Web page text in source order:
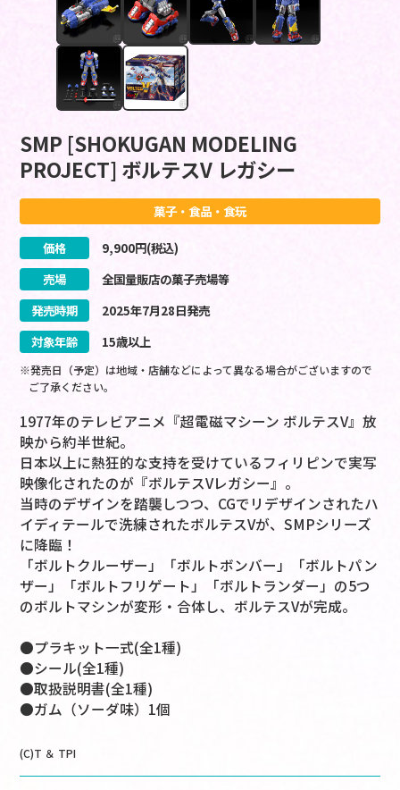
SMP [SHOKUGAN MODELING
PROJECT] ボルテスV レガシー
菓子・食品・食玩
価格 9,900円(税込)
売場
全国量販店の菓子売場等
発売時期
2025年7月28日発売
対象年齢
15歳以上
※発売日（予定）は地域・店舗などによって異なる場合がございますので
ご了承ください。
1977年のテレビアニメ『超電磁マシーン ボルテスV』放
映から約半世紀。
日本以上に熱狂的な支持を受けているフィリピンで実写
映像化されたのが『ボルテスVレガシー』。
当時のデザインを踏襲しつつ、CGでリデザインされたハ
イディテールで洗練されたボルテスVが、SMPシリーズ
に降臨！
「ボルトクルーザー」「ボルトボンバー」「ボルトパン
ザー」「ボルトフリゲート」「ボルトランダー」の5つ
のボルトマシンが変形・合体し、ボルテスVが完成。
●プラキット一式(全1種)
●シール(全1種)
●取扱説明書(全1種)
●ガム（ソーダ味）1個
(C)T ＆ TPI